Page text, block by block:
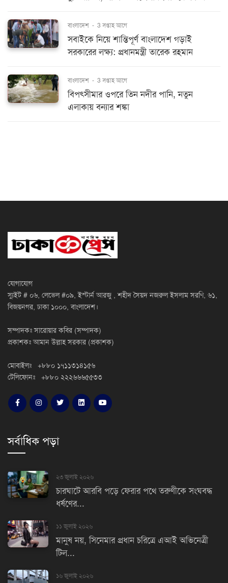
বাংলাদেশ - 3 সপ্তাহ আগে
সবাইকে নিয়ে শান্তিপূর্ণ বাংলাদেশ গড়াই
সরকারের লক্ষ্য: প্রধানমন্ত্রী তারেক রহমান
বাংলাদেশ - 3 সপ্তাহ আগে
বিপৎসীমার ওপরে তিন নদীর পানি, নতুন
এলাকায় বন্যার শঙ্কা
যোগাযোগ
স্যুইট # ০৬, লেভেল #০৯, ইস্টার্ন আরজু , শহীদ সৈয়দ নজরুল ইসলাম সরণি, ৬১,
বিজয়নগর, ঢাকা ১০০০, বাংলাদেশ।
সম্পাদকঃ সারোয়ার কবির (সম্পাদক)
প্রকাশকঃ আমান উল্লাহ সরকার (প্রকাশক)
মোবাইলঃ +৮৮০ ১৭১১৩১৪১৫৬
টেলিফোনঃ +৮৮০ ২২২৬৬৬৫৫৩৩
সর্বাধিক পড়া
২৩ জুলাই ২০২৬
চারঘাটে আরবি পড়ে ফেরার পথে তরুণীকে সংঘবদ্ধ
ধর্ষণের...
১১ জুলাই ২০২৬
মানুষ নয়, সিনেমার প্রধান চরিত্রে এআই অভিনেত্রী
টিল...
১৬ জুলাই ২০২৬